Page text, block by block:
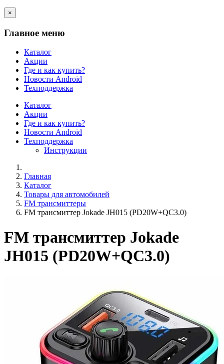
×
Главное меню
Каталог
Акции
Где и как купить?
Новости Android
Техподдержка
Каталог
Акции
Где и как купить?
Новости Android
Техподдержка
Инструкции
Главная
Каталог
Товары для автомобилей
FM трансмиттеры
FM трансмиттер Jokade JH015 (PD20W+QC3.0)
FM трансмиттер Jokade
JH015 (PD20W+QC3.0)